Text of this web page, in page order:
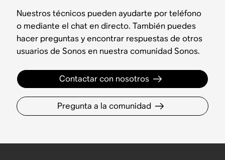
Nuestros técnicos pueden ayudarte por teléfono
o mediante el chat en directo. También puedes
hacer preguntas y encontrar respuestas de otros
usuarios de Sonos en nuestra comunidad Sonos.
Contactar con nosotros
Pregunta a la comunidad